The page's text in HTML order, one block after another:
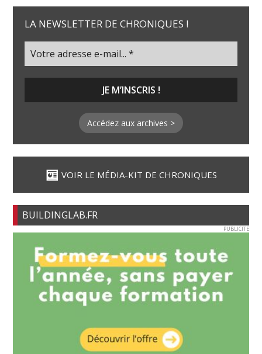
LA NEWSLETTER DE CHRONIQUES !
Accédez aux archives >
VOIR LE MÉDIA-KIT DE CHRONIQUES
BUILDINGLAB.FR
PUBLICITE